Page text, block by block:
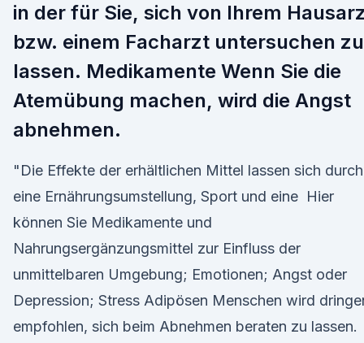
in der für Sie, sich von Ihrem
bzw. einem Facharzt untersuchen zu
lassen. Medikamente Wenn Sie die
Atemübung machen, wird die Angst
abnehmen.
"Die Effekte der erhältlichen Mittel lassen sich durch
eine Ernährungsumstellung, Sport und eine Hier
können Sie Medikamente und
Nahrungsergänzungsmittel zur Einfluss der
unmittelbaren Umgebung; Emotionen; Angst oder
Depression; Stress Adipösen Menschen wird
empfohlen, sich beim Abnehmen beraten zu lassen.